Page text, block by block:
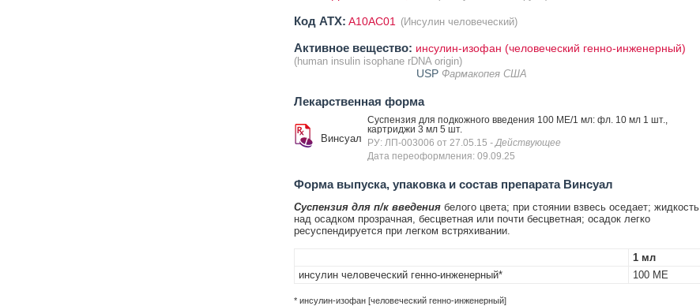
Код ATX: A10AC01 (Инсулин человеческий)
Активное вещество: инсулин-изофан (человеческий генно-инженерный)
(human insulin isophane rDNA origin)
USP Фармакопея США
Лекарственная форма
Винсуал
Суспензия для подкожного введения 100 МЕ/1 мл: фл. 10 мл 1 шт.,
картриджи 3 мл 5 шт.
РУ: ЛП-003006 от 27.05.15 - Действующее
Дата переоформления: 09.09.25
Форма выпуска, упаковка и состав препарата Винсуал
Суспензия для п/к введениябелого цвета; при стоянии взвесь оседает; жидкость
над осадком прозрачная, бесцветная или почти бесцветная; осадок легко
ресуспендируется при легком встряхивании.
1 мл
инсулин человеческий генно-инженерный*
100 МЕ
* инсулин-изофан [человеческий генно-инженерный]